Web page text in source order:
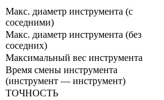
Макс. диаметр инструмента (с
соседними)
Макс. диаметр инструмента (без
соседних)
Максимальный вес инструмента
Время смены инструмента
(инструмент — инструмент)
ТОЧНОСТЬ